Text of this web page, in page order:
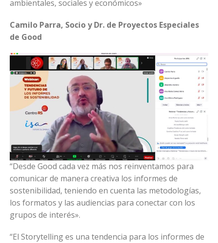
ambientales, sociales y económicos»
Camilo Parra, Socio y Dr. de Proyectos Especiales
de Good
“Desde Good cada vez más nos reinventamos para
comunicar de manera creativa los informes de
sostenibilidad, teniendo en cuenta las metodologías,
los formatos y las audiencias para conectar con los
grupos de interés».
“El Storytelling es una tendencia para los informes de